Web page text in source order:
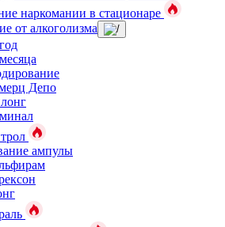
наркомании в стационаре
от алкоголизма
Депо
ампулы